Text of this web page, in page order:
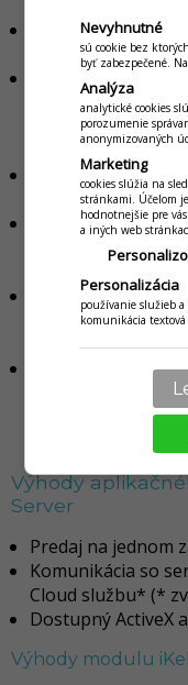
Možosť
cez Cloud
Klientský
zariadením ale aj
jediného
ale aj sieťové
Dostupná široká
on-line
Synchrónna aj
zariadením
Pri synchrónnej
sám stará o
predaja
Jednoduchý
nastavenia
iné) a servisný
Výhody
Server
Predaj na jednom
Komunikácia so
Cloud službu* (*
Dostupný ActiveX
Výhody modulu
Nevyhnutné
sú cookie bez
byť zabezpečené.
Analýza
analytické cookies
porozumenie
anonymizovaných
Marketing
cookies slúžia na
stránkami. Účelom
hodnotnejšie pre
a iných web
Personalizácia
používanie služieb
komunikácia